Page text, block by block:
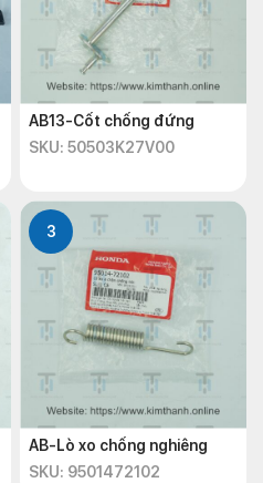
AB13-Cốt chống đứng
SKU: 50503K27V00
3
AB-Lò xo chống nghiêng
SKU: 9501472102